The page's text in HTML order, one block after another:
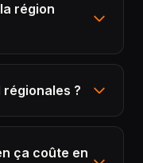
région
?
ça coûte en